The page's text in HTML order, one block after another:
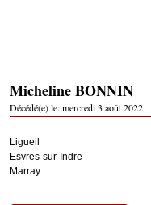
Micheline BONNIN
Décédé(e) le:mercredi 3 août 2022
Ligueil
Esvres-sur-Indre
Marray